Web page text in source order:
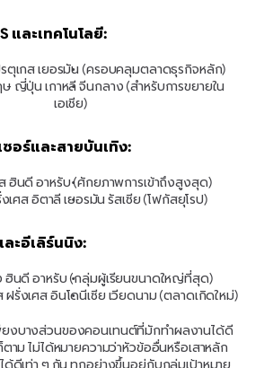
และเทคโนโลยี:
ตุเกส เยอรมัน (ครอบคลุมตลาดธุรกิจหลัก)
ญี่ปุ่น เกาหลี จีนกลาง (สำหรับการขยายใน
เอเชีย)
อร์และสายบันเทิง:
ฮินดี อาหรับ (ศักยภาพการเข้าถึงสูงสุด)
เศส อิตาลี เยอรมัน รัสเซีย (โฟกัสยุโรป)
ะอีเลิร์นนิง:
ฮินดี อาหรับ (กลุ่มผู้เรียนขนาดใหญ่ที่สุด)
ฝรั่งเศส อินโดนีเซีย เวียดนาม (ตลาดเกิดใหม่)
ยงบางส่วนของคอนเทนต์ที่มักทำผลงานได้ดี
าม ไม่ได้หมายความว่าหัวข้ออื่นหรือเสาหลัก
ด้ดีเท่า ๆ กัน ทุกอย่างขึ้นอยู่กับกลุ่มเป้าหมาย